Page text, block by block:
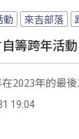
動 來吉部落
籌跨年活
2023年的最
19:04